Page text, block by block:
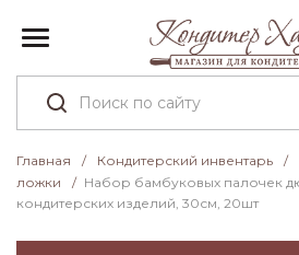
Главная / Кондитерский инвентарь /
ложки
/ Набор бамбуковых палочек
кондитерских изделий, 30см, 20шт